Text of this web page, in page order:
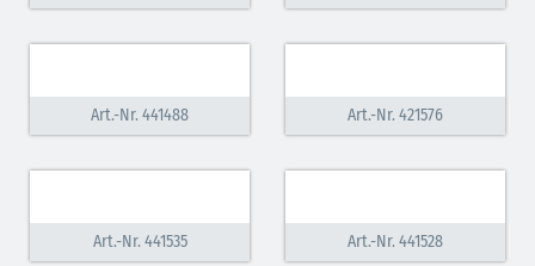
Art.-Nr. 441488 Art.-Nr. 421576
Art.-Nr. 441535 Art.-Nr. 441528